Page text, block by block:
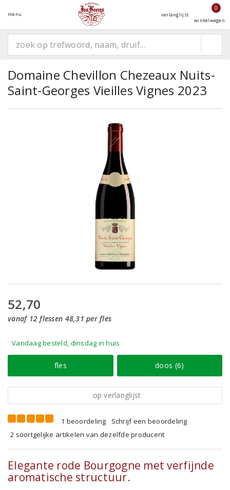
menu verlanglijst
0
winkelwagen
Domaine Chevillon Chezeaux Nuits-
Saint-Georges Vieilles Vignes 2023
52,70
vanaf 12 flessen 48,31 per fles
Vandaag besteld, dinsdag in huis
fles doos (6)
op verlanglijst
1 beoordeling
Schrijf een beoordeling
2 soortgelijke artikelen van dezelfde producent
Elegante rode Bourgogne met verfijnde
aromatische structuur.